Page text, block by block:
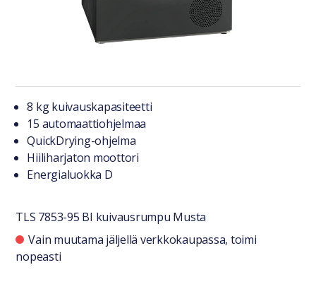
Tuotteesta lyhyesti
8 kg kuivauskapasiteetti
15 automaattiohjelmaa
QuickDrying-ohjelma
Hiiliharjaton moottori
Energialuokka D
TLS 7853-95 BI kuivausrumpu Musta
Saatavuustiedot
Vain muutama jäljellä verkkokaupassa, toimi
nopeasti